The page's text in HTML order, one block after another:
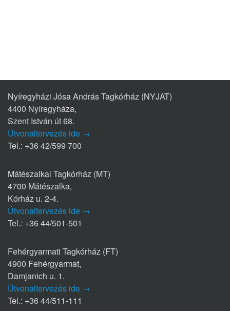
Nyíregyházi Jósa András Tagkórház (NYJAT)
4400 Nyíregyháza,
Szent István út 68.
Útvonaltervezés ide →
Tel.: +36 42/599 700
Mátészalkai Tagkórház (MT)
4700 Mátészalka,
Kórház u. 2-4.
Útvonaltervezés ide →
Tel.: +36 44/501-501
Fehérgyarmati Tagkórház (FT)
4900 Fehérgyarmat,
Damjanich u. 1.
Útvonaltervezés ide →
Tel.: +36 44/511-111